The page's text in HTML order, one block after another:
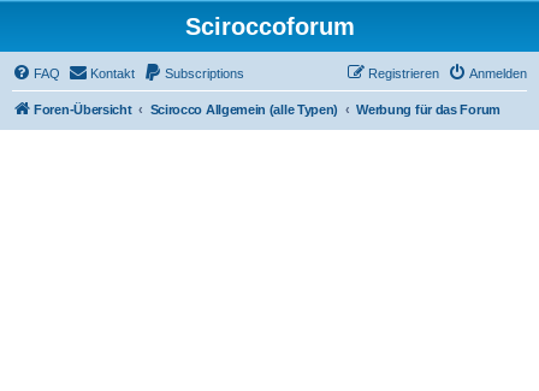
Sciroccoforum
FAQ Kontakt Subscriptions Anmelden
Registrieren
Foren-Übersicht Scirocco Allgemein (alle Typen) Werbung für das Forum